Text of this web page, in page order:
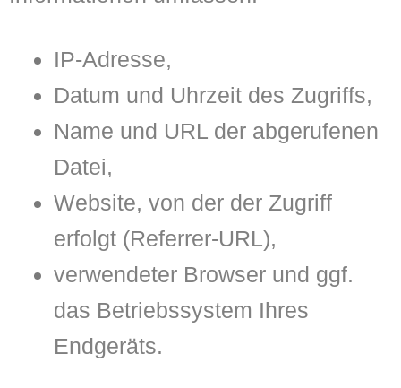
IP-Adresse,
Datum und Uhrzeit des Zugriffs,
Name und URL der abgerufenen
Datei,
Website, von der der Zugriff
erfolgt (Referrer-URL),
verwendeter Browser und ggf.
das Betriebssystem Ihres
Endgeräts.